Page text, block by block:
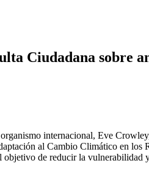
Ciudadana sobre
internacional, Eve
al Cambio Climático en
de reducir la vulnerabilidad